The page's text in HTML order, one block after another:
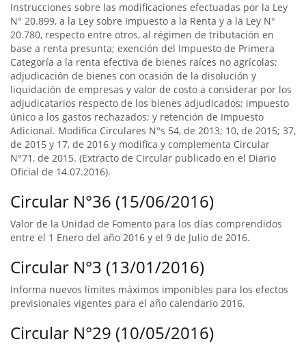
Instrucciones sobre las modificaciones efectuadas por la Ley
N° 20.899, a la Ley sobre Impuesto a la Renta y a la Ley N°
20.780, respecto entre otros, al régimen de tributación en
base a renta presunta; exención del Impuesto de Primera
Categoría a la renta efectiva de bienes raíces no agrícolas;
adjudicación de bienes con ocasión de la disolución y
liquidación de empresas y valor de costo a considerar por los
adjudicatarios respecto de los bienes adjudicados; impuesto
único a los gastos rechazados; y retención de Impuesto
Adicional. Modifica Circulares N°s 54, de 2013; 10, de 2015; 37,
de 2015 y 17, de 2016 y modifica y complementa Circular
N°71, de 2015. (Extracto de Circular publicado en el Diario
Oficial de 14.07.2016).
Circular N°36 (15/06/2016)
Valor de la Unidad de Fomento para los días comprendidos
entre el 1 Enero del año 2016 y el 9 de Julio de 2016.
Circular N°3 (13/01/2016)
Informa nuevos límites máximos imponibles para los efectos
previsionales vigentes para el año calendario 2016.
Circular N°29 (10/05/2016)